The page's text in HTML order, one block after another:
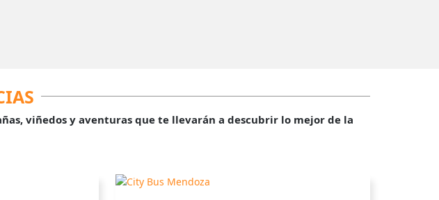
viñedos y aventuras que te llevarán a descubrir lo mejor de la